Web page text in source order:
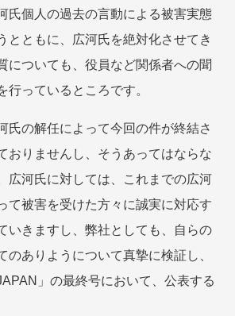
氏個人の過去の言動による被害実態
とともに、広河氏を絶対化させてき
についても、役員など関係者への聞
行っているところです。
氏の解任によって今回の件が終結さ
おりませんし、そうあってはならな
広河氏に対しては、これまでの広河
て被害を受けた方々に誠実に対応す
いきますし、弊社としても、自らの
のありようについて真摯に検証し、
」の最終号において、公表する